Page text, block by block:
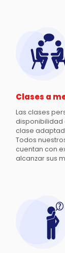
Clases a
Las clases
disponibilidad
clase
Todos
cuentan con
alcanzar sus